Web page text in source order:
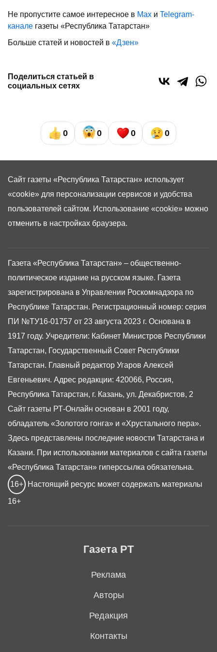
Не пропустите самое интересное в Max и Telegram-
канале газеты «Республика Татарстан»
Больше статей и новостей в «Дзен»
Поделиться статьей в
социальных сетях
0 0 0 0
Газета РТ
Реклама
Авторы
Редакция
Контакты
Газета «Республика Татарстан» – общественно-
политическое издание на русском языке. Газета
зарегистрирована в Управлении Роскомнадзора по
Республике Татарстан. Регистрационный номер: серия
ПИ №ТУ16-01757 от 23 августа 2023 г. Основана в
1917 году. Учредители: Кабинет Министров Республики
Татарстан, Государственный Совет Республики
Татарстан. Главный редактор Угаров Алексей
Евгеньевич. Адрес редакции: 420066, Россия,
Республика Татарстан, г. Казань, ул. Декабристов, 2
Сайт газеты РТ-Онлайн основан в 2001 году,
обладатель «Золотого гонга» и «Хрустального пера».
Здесь представлены последние новости Татарстана и
Казани. При использовании материалов с сайта газеты
«Республика Татарстан» гиперссылка обязательна.
16+ Настоящий ресурс может содержать материалы
16+
Сайт газеты «Республика Татарстан» использует
«cookie» для персонализации сервисов и удобства
пользователей сайтом. Использование «cookie» можно
отменить в настройках браузера.